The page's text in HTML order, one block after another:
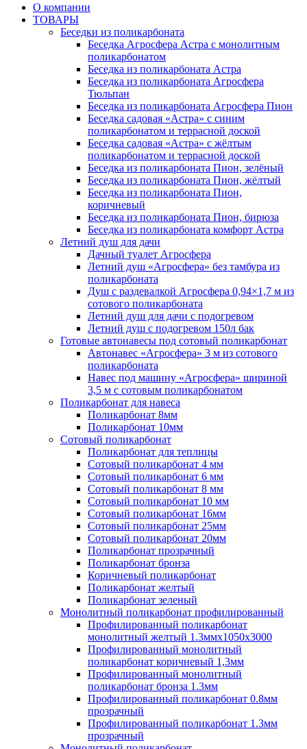
О компании
ТОВАРЫ
Беседки из поликарбоната
Беседка Агросфера Астра с монолитным
поликарбонатом
Беседка из поликарбоната Астра
Беседка из поликарбоната Агросфера
Тюльпан
Беседка из поликарбоната Агросфера Пион
Беседка садовая «Астра» с синим
поликарбонатом и террасной доской
Беседка садовая «Астра» с жёлтым
поликарбонатом и террасной доской
Беседка из поликарбоната Пион, зелёный
Беседка из поликарбоната Пион, жёлтый
Беседка из поликарбоната Пион,
коричневый
Беседка из поликарбоната Пион, бирюза
Беседка из поликарбоната комфорт Астра
Летний душ для дачи
Дачный туалет Агросфера
Летний душ «Агросфера» без тамбура из
поликарбоната
Душ с раздевалкой Агросфера 0,94×1,7 м из
сотового поликарбоната
Летний душ для дачи с подогревом
Летний душ с подогревом 150л бак
Готовые автонавесы под сотовый поликарбонат
Автонавес «Агросфера» 3 м из сотового
поликарбоната
Навес под машину «Агросфера» шириной
3,5 м с сотовым поликарбонатом
Поликарбонат для навеса
Поликарбонат 8мм
Поликарбонат 10мм
Сотовый поликарбонат
Поликарбонат для теплицы
Сотовый поликарбонат 4 мм
Сотовый поликарбонат 6 мм
Сотовый поликарбонат 8 мм
Сотовый поликарбонат 10 мм
Сотовый поликарбонат 16мм
Сотовый поликарбонат 25мм
Сотовый поликарбонат 20мм
Поликарбонат прозрачный
Поликарбонат бронза
Коричневый поликарбонат
Поликарбонат желтый
Поликарбонат зеленый
Монолитный поликарбонат профилированный
Профилированный поликарбонат
монолитный желтый 1.3ммх1050х3000
Профилированный монолитный
поликарбонат коричневый 1,3мм
Профилированный монолитный
поликарбонат бронза 1.3мм
Профилированный поликарбонат 0.8мм
прозрачный
Профилированный поликарбонат 1.3мм
прозрачный